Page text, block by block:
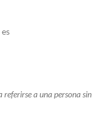
referirse a una persona sin